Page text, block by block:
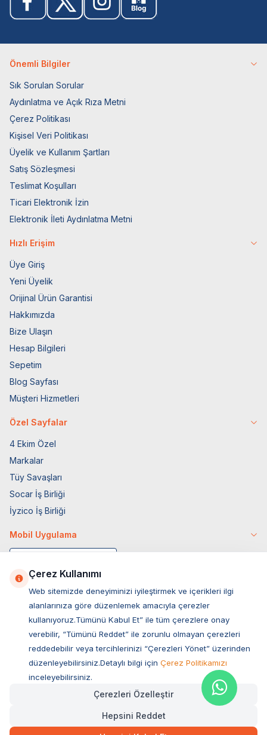
25,00TL Hızlı Teslimat
Önemli Bilgiler
Sık Sorulan Sorular
Aydınlatma ve Açık Rıza Metni
Çerez Politikası
Kişisel Veri Politikası
Üyelik ve Kullanım Şartları
Satış Sözleşmesi
Teslimat Koşulları
Ticari Elektronik İzin
Elektronik İleti Aydınlatma Metni
Hızlı Erişim
Üye Giriş
Yeni Üyelik
Orijinal Ürün Garantisi
Hakkımızda
Bize Ulaşın
Hesap Bilgileri
Sepetim
Blog Sayfası
Müşteri Hizmetleri
Özel Sayfalar
4 Ekim Özel
Markalar
Tüy Savaşları
Socar İş Birliği
İyzico İş Birliği
Mobil Uygulama
Müşteri Hizmetleri
Sıkça Sorulan Sorular
Ovacık Mah. Hacıoğlu Sok. No:13 Başiskele / KOCAELİ
Çerez Kullanımı
Web sitemizde deneyiminizi iyileştirmek ve içerikleri ilgi
alanlarınıza göre düzenlemek amacıyla çerezler
kullanıyoruz.Tümünü Kabul Et” ile tüm çerezlere onay
verebilir, “Tümünü Reddet” ile zorunlu olmayan çerezleri
reddedebilir veya tercihlerinizi “Çerezleri Yönet” üzerinden
düzenleyebilirsiniz.Detaylı bilgi için Çerez Politikamızı
inceleyebilirsiniz.
Çerezleri Özelleştir
Hepsini Reddet